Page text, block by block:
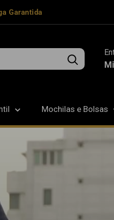
Garantida
Mochilas e Bolsas